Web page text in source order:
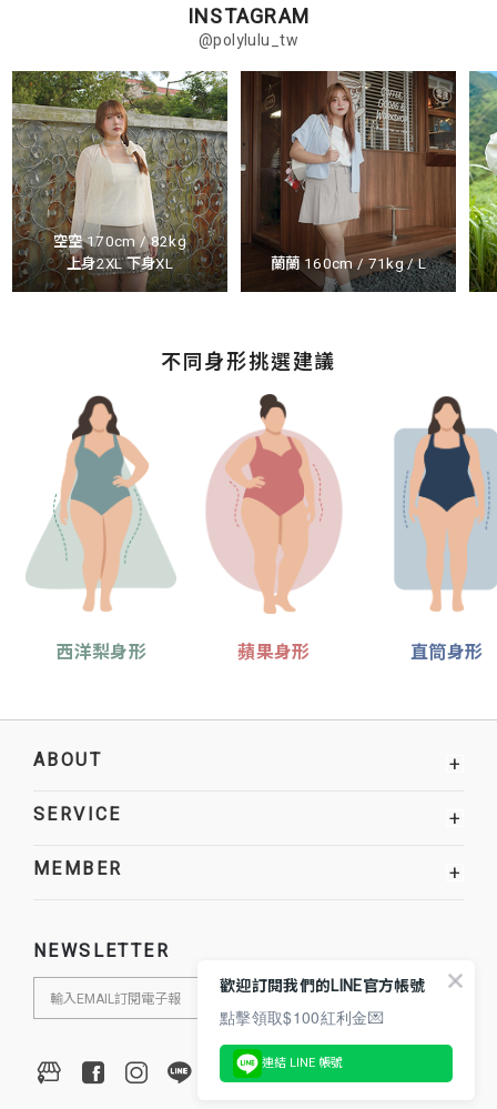
INSTAGRAM
@polylulu_tw
空空 170cm / 82kg
上身2XL 下身XL
蘭蘭 160cm / 71kg / L
不同身形挑選建議
西洋梨身形 蘋果身形 直筒身形
ABOUT +
SERVICE +
MEMBER +
NEWSLETTER
歡迎訂閱我們的LINE官方帳號
點擊領取$100紅利金💌
連結 LINE 帳號